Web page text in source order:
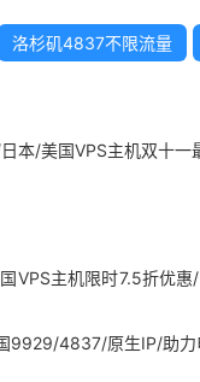
洛杉矶4837不限流量
本/美国VPS主机双十一
VPS主机限时7.5折优
9929/4837/原生IP/助